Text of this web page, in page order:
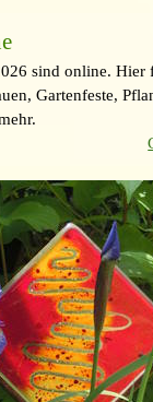
sind online. Hier
Gartenfeste,